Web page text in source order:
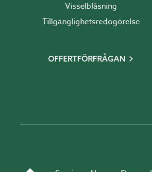
Visselblåsning
Tillgänglighetsredogörelse
OFFERTFÖRFRÅGAN